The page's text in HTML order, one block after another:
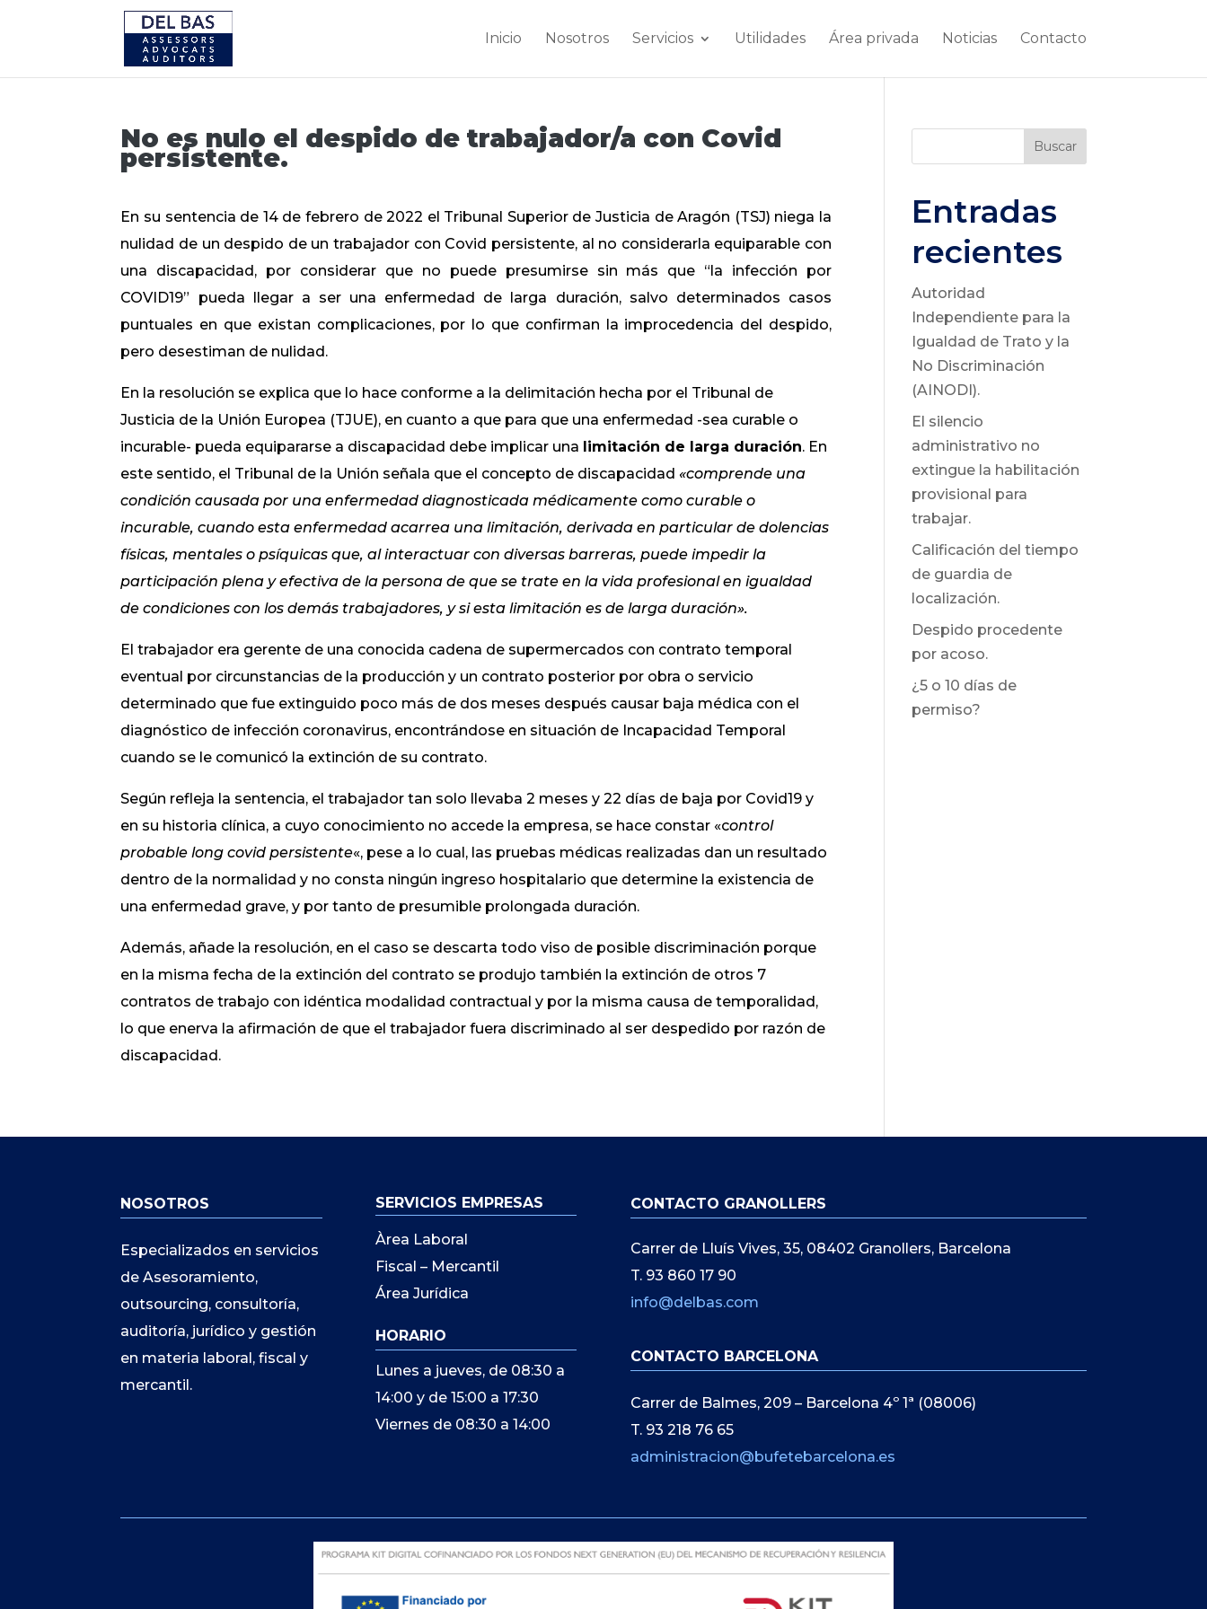
Inicio Nosotros Servicios Utilidades Área privada Noticias Contacto
No es nulo el despido de trabajador/a con Covid
persistente.
En su sentencia de 14 de febrero de 2022 el Tribunal Superior de Justicia de Aragón (TSJ) niega la
nulidad de un despido de un trabajador con Covid persistente, al no considerarla equiparable con
una discapacidad, por considerar que no puede presumirse sin más que “la infección por
COVID19” pueda llegar a ser una enfermedad de larga duración, salvo determinados casos
puntuales en que existan complicaciones, por lo que confirman la improcedencia del despido,
pero desestiman de nulidad.
En la resolución se explica que lo hace conforme a la delimitación hecha por el Tribunal de
Justicia de la Unión Europea (TJUE), en cuanto a que para que una enfermedad -sea curable o
incurable- pueda equipararse a discapacidad debe implicar una limitación de larga duración. En
este sentido, el Tribunal de la Unión señala que el concepto de discapacidad «comprende una
condición causada por una enfermedad diagnosticada médicamente como curable o
incurable, cuando esta enfermedad acarrea una limitación, derivada en particular de dolencias
físicas, mentales o psíquicas que, al interactuar con diversas barreras, puede impedir la
participación plena y efectiva de la persona de que se trate en la vida profesional en igualdad
de condiciones con los demás trabajadores, y si esta limitación es de larga duración».
El trabajador era gerente de una conocida cadena de supermercados con contrato temporal
eventual por circunstancias de la producción y un contrato posterior por obra o servicio
determinado que fue extinguido poco más de dos meses después causar baja médica con el
diagnóstico de infección coronavirus, encontrándose en situación de Incapacidad Temporal
cuando se le comunicó la extinción de su contrato.
Según refleja la sentencia, el trabajador tan solo llevaba 2 meses y 22 días de baja por Covid19 y
en su historia clínica, a cuyo conocimiento no accede la empresa, se hace constar «control
probable long covid persistente«, pese a lo cual, las pruebas médicas realizadas dan un resultado
dentro de la normalidad y no consta ningún ingreso hospitalario que determine la existencia de
una enfermedad grave, y por tanto de presumible prolongada duración.
Además, añade la resolución, en el caso se descarta todo viso de posible discriminación porque
en la misma fecha de la extinción del contrato se produjo también la extinción de otros 7
contratos de trabajo con idéntica modalidad contractual y por la misma causa de temporalidad,
lo que enerva la afirmación de que el trabajador fuera discriminado al ser despedido por razón de
discapacidad.
Buscar
Entradas
recientes
Autoridad
Independiente para la
Igualdad de Trato y la
No Discriminación
(AINODI).
El silencio
administrativo no
extingue la habilitación
provisional para
trabajar.
Calificación del tiempo
de guardia de
localización.
Despido procedente
por acoso.
¿5 o 10 días de
permiso?
NOSOTROS
Especializados en servicios
de Asesoramiento,
outsourcing, consultoría,
auditoría, jurídico y gestión
en materia laboral, fiscal y
mercantil.
SERVICIOS EMPRESAS
Àrea Laboral
Fiscal – Mercantil
Área Jurídica
HORARIO
Lunes a jueves, de 08:30 a
14:00 y de 15:00 a 17:30
Viernes de 08:30 a 14:00
CONTACTO GRANOLLERS
Carrer de Lluís Vives, 35, 08402 Granollers, Barcelona
T. 93 860 17 90
info@delbas.com
CONTACTO BARCELONA
Carrer de Balmes, 209 – Barcelona 4º 1ª (08006)
T. 93 218 76 65
administracion@bufetebarcelona.es